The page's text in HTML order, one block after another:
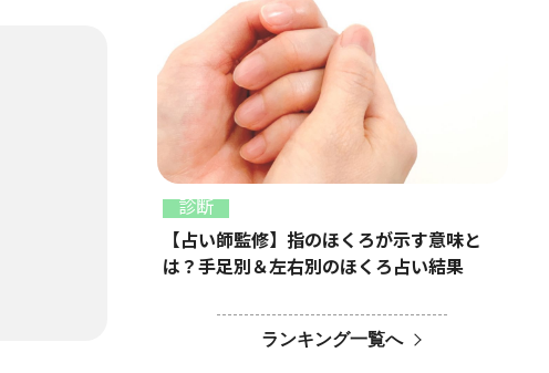
診断
【占い師監修】指のほくろが示す意味と
は？手足別＆左右別のほくろ占い結果
ランキング一覧へ